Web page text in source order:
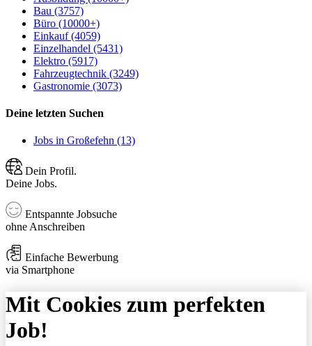
Bau (3757)
Büro (10000+)
Einkauf (4059)
Einzelhandel (5431)
Elektro (5917)
Fahrzeugtechnik (3249)
Gastronomie (3073)
Deine letzten Suchen
Jobs in Großefehn (13)
Dein Profil.
Deine Jobs.
Entspannte Jobsuche
ohne Anschreiben
Einfache Bewerbung
via Smartphone
Mit Cookies zum perfekten
Job!